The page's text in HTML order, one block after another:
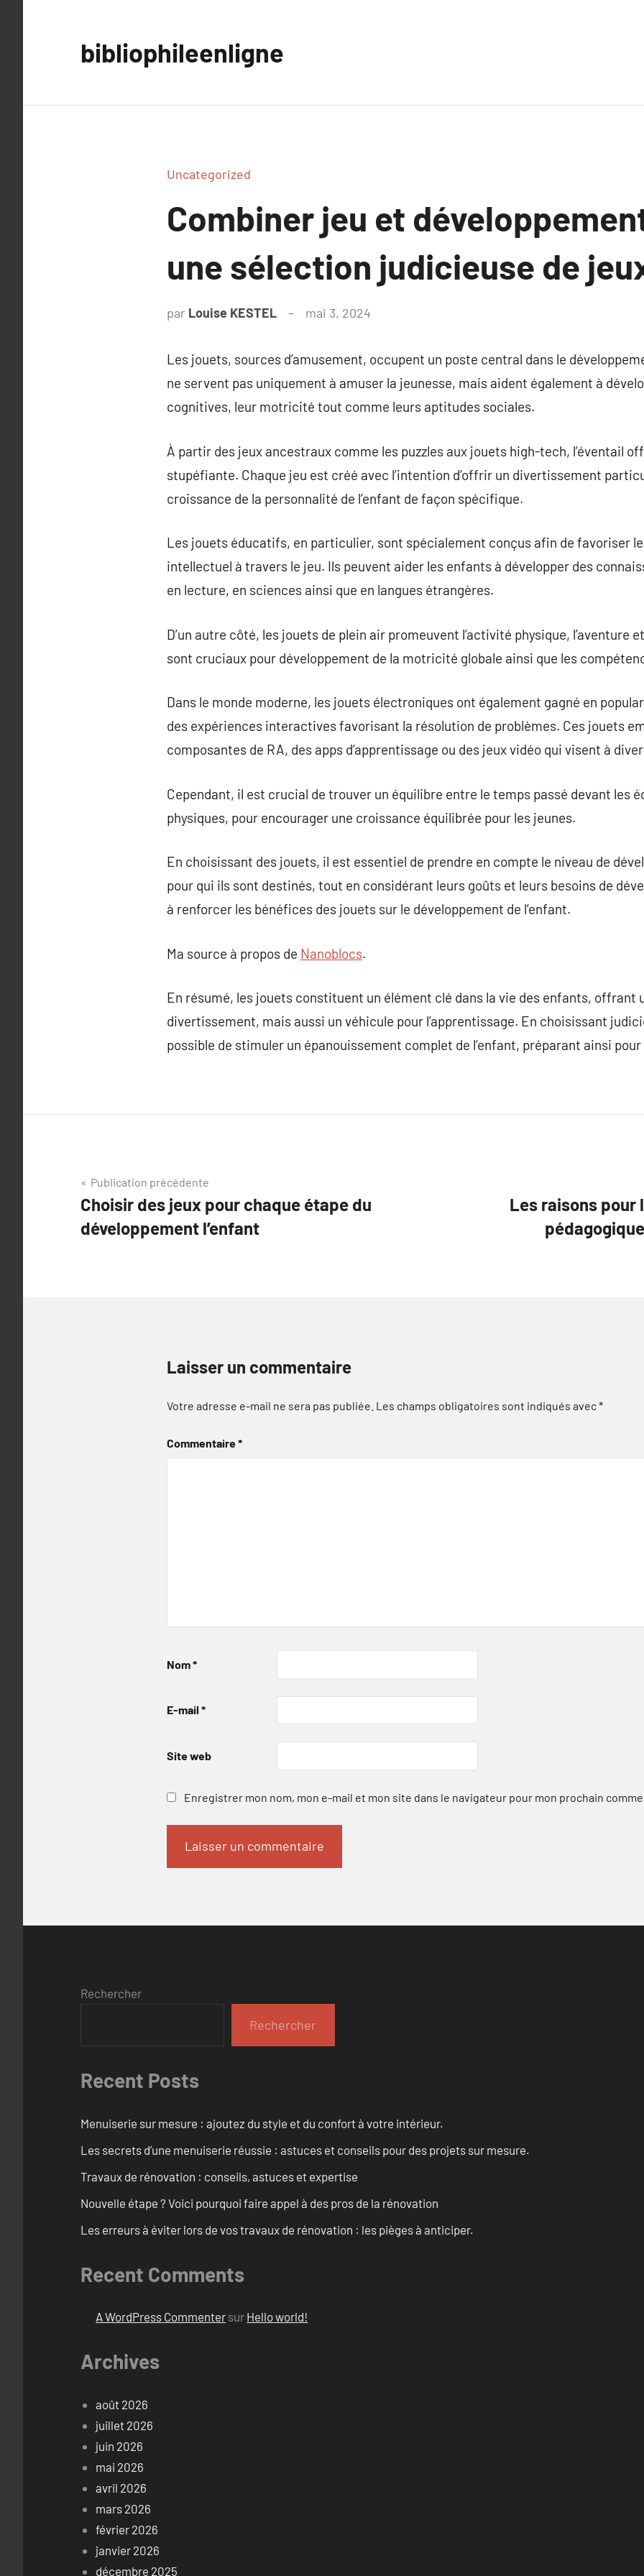
bibliophileenligne
Uncategorized
Combiner jeu et
une sélection judicieuse de
par Louise KESTEL mai 3, 2024
Les jouets, sources d’amusement, occupent un poste central dans le
ne servent pas uniquement à amuser la jeunesse, mais aident également à
cognitives, leur motricité tout comme leurs aptitudes sociales.
À partir des jeux ancestraux comme les puzzles aux jouets high-tech, l’éventail
stupéfiante. Chaque jeu est créé avec l’intention d’offrir un divertissement
croissance de la personnalité de l’enfant de façon spécifique.
Les jouets éducatifs, en particulier, sont spécialement conçus afin de favoriser
intellectuel à travers le jeu. Ils peuvent aider les enfants à développer des
en lecture, en sciences ainsi que en langues étrangères.
D’un autre côté, les jouets de plein air promeuvent l’activité physique, l’aventure
sont cruciaux pour développement de la motricité globale ainsi que les
Dans le monde moderne, les jouets électroniques ont également gagné en
des expériences interactives favorisant la résolution de problèmes. Ces jouets
composantes de RA, des apps d’apprentissage ou des jeux vidéo qui visent à
Cependant, il est crucial de trouver un équilibre entre le temps passé devant les
physiques, pour encourager une croissance équilibrée pour les jeunes.
En choisissant des jouets, il est essentiel de prendre en compte le niveau de
pour qui ils sont destinés, tout en considérant leurs goûts et leurs besoins de
à renforcer les bénéfices des jouets sur le développement de l’enfant.
Ma source à propos de Nanoblocs.
En résumé, les jouets constituent un élément clé dans la vie des enfants, offrant
divertissement, mais aussi un véhicule pour l’apprentissage. En choisissant
possible de stimuler un épanouissement complet de l’enfant, préparant ainsi
Navigation
de
l’article
Publication précédente
Choisir des jeux pour chaque étape du
développement l’enfant
Les raisons pour
Laisser un commentaire
Votre adresse e-mail ne sera pas publiée. Les champs obligatoires sont indiqués avec*
Commentaire*
Nom*
E-mail *
Site web
Enregistrer mon nom, mon e-mail et mon site dans le navigateur pour mon prochain
Rechercher
Rechercher
Recent Posts
Menuiserie sur mesure : ajoutez du style et du confort à votre intérieur.
Les secrets d’une menuiserie réussie : astuces et conseils pour des projets sur mesure.
Travaux de rénovation : conseils, astuces et expertise
Nouvelle étape ? Voici pourquoi faire appel à des pros de la rénovation
Les erreurs à éviter lors de vos travaux de rénovation : les pièges à anticiper.
Recent Comments
A WordPress Commenter sur Hello world!
Archives
août 2026
juillet 2026
juin 2026
mai 2026
avril 2026
mars 2026
février 2026
janvier 2026
décembre 2025